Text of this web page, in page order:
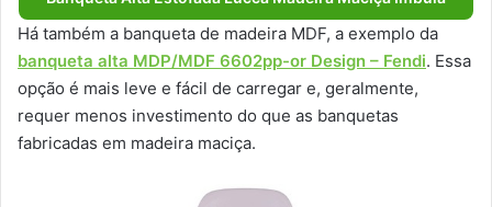
Há também a banqueta de madeira MDF, a exemplo da
banqueta alta MDP/MDF 6602pp-or Design – Fendi. Essa
opção é mais leve e fácil de carregar e, geralmente,
requer menos investimento do que as banquetas
fabricadas em madeira maciça.